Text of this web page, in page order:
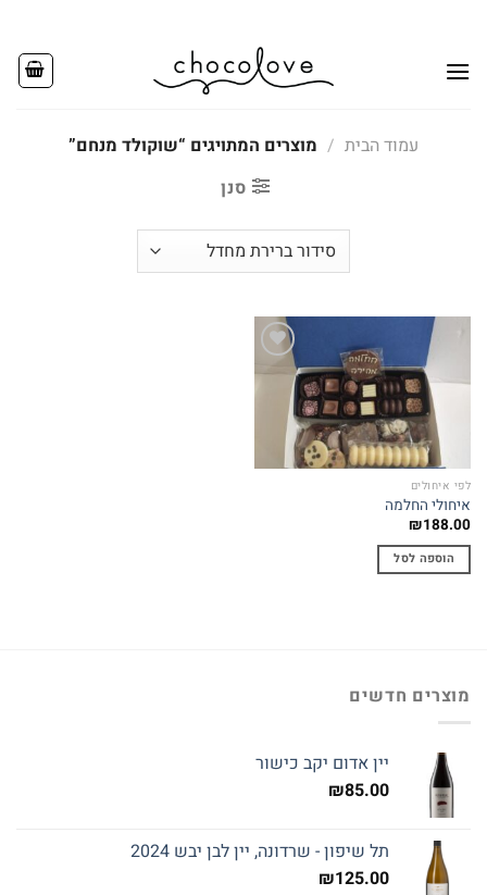
content
עמוד הבית / מוצרים המתויגים “שוקולד מנחם”
סנן
Add to
לפי איחולים
איחולי החלמה
₪188.00
הוספה לסל
מוצרים חדשים
יין אדום יקב כישור
₪85.00
תל שיפון - שרדונה, יין לבן יבש 2024
₪125.00